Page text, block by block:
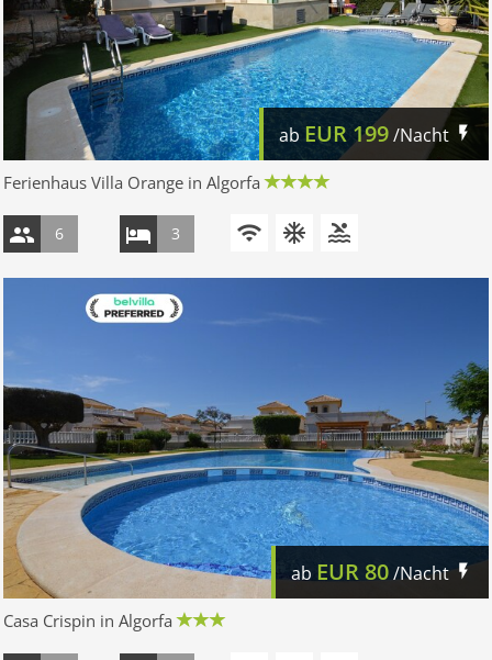
ab EUR 199/Nacht
Ferienhaus Villa Orange in Algorfa
6 3
ab EUR 80/Nacht
Casa Crispin in Algorfa